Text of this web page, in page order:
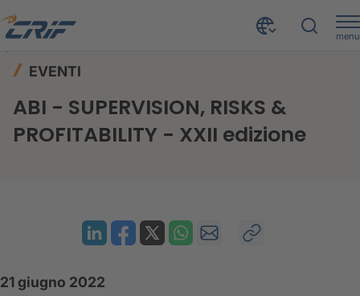
menu
EVENTI
ABI - SUPERVISION, RISKS &
PROFITABILITY - XXII edizione
21 giugno 2022